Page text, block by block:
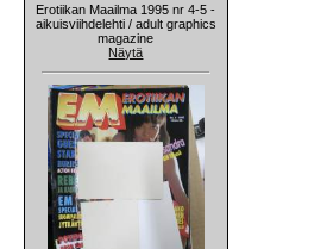
Erotiikan Maailma 1995 nr 4-5 -
aikuisviihdelehti / adult graphics
magazine
Näytä